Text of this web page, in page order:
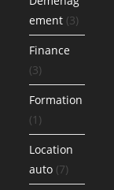
ement (3)
Finance
(3)
Formation
(1)
Location
auto (7)